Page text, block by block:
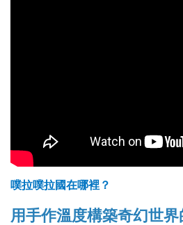
噗拉噗拉國在哪裡？
用手作溫度構築奇幻世